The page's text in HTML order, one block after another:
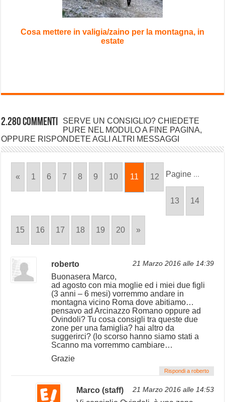
Cosa mettere in valigia/zaino per la montagna, in
estate
2.280 commenti
SERVE UN CONSIGLIO? CHIEDETE
PURE NEL MODULO A FINE PAGINA,
OPPURE RISPONDETE AGLI ALTRI MESSAGGI
Pagine
« 1 ...
6 7 8 9 10 11 12
13 14
15 16 17 18 19 20 »
roberto 21 Marzo 2016 alle 14:39
Buonasera Marco,
ad agosto con mia moglie ed i miei due figli
(3 anni – 6 mesi) vorremmo andare in
montagna vicino Roma dove abitiamo…
pensavo ad Arcinazzo Romano oppure ad
Ovindoli? Tu cosa consigli tra queste due
zone per una famiglia? hai altro da
suggerirci? (lo scorso hanno siamo stati a
Scanno ma vorremmo cambiare…
Grazie
Rispondi a roberto
Marco (staff) 21 Marzo 2016 alle 14:53